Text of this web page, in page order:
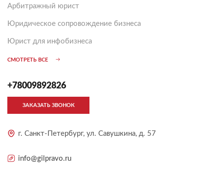
Арбитражный юрист
Юридическое сопровождение бизнеса
Юрист для инфобизнеса
СМОТРЕТЬ ВСЕ
+78009892826
ЗАКАЗАТЬ ЗВОНОК
г. Санкт-Петербург, ул. Савушкина, д. 57
info@gilpravo.ru